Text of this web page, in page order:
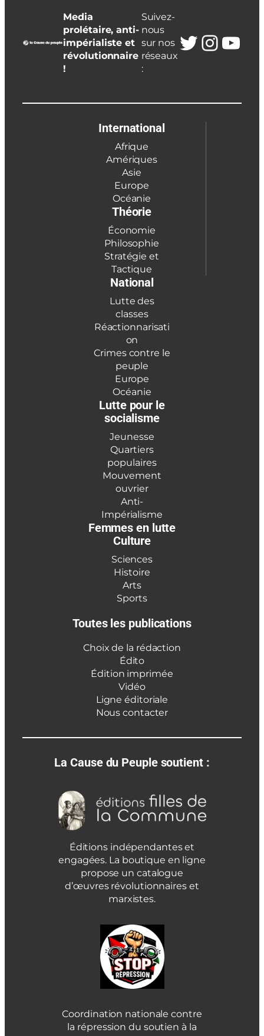
Media
prolétaire, anti-
impérialiste et
révolutionnaire
!
Suivez-
nous
sur nos
réseaux
:
Twitter
International
Afrique
Amériques
Asie
Europe
Océanie
Théorie
Économie
Philosophie
Stratégie et
Tactique
National
Lutte des
classes
Réactionnarisati
on
Crimes contre le
peuple
Europe
Océanie
Lutte pour le
socialisme
Jeunesse
Quartiers
populaires
Mouvement
ouvrier
Anti-
Impérialisme
Femmes en lutte
Culture
Sciences
Histoire
Arts
Sports
Toutes les publications
Choix de la rédaction
Édito
Édition imprimée
Vidéo
Ligne éditoriale
Nous contacter
La Cause du Peuple soutient :
Éditions indépendantes et
engagées. La boutique en ligne
propose un catalogue
d’œuvres révolutionnaires et
marxistes.
Coordination nationale contre
la répression du soutien à la